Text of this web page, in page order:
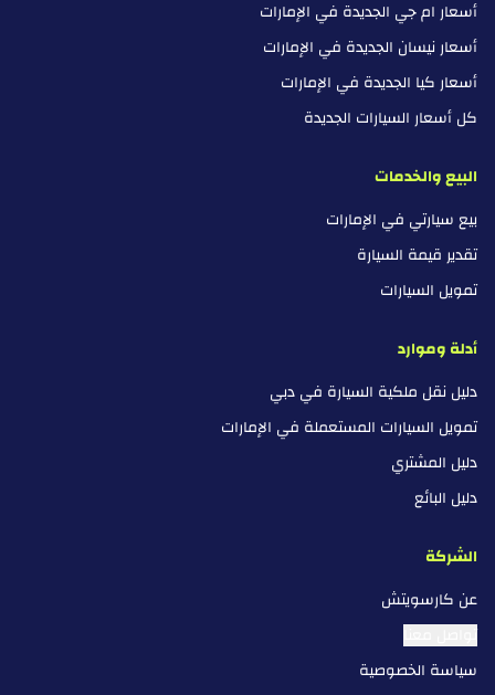
أسعار ام جي الجديدة في الإمارات
أسعار نيسان الجديدة في الإمارات
أسعار كيا الجديدة في الإمارات
كل أسعار السيارات الجديدة
البيع والخدمات
بيع سيارتي في الإمارات
تقدير قيمة السيارة
تمويل السيارات
أدلة وموارد
دليل نقل ملكية السيارة في دبي
تمويل السيارات المستعملة في الإمارات
دليل المشتري
دليل البائع
الشركة
عن كارسويتش
تواصل معنا
سياسة الخصوصية